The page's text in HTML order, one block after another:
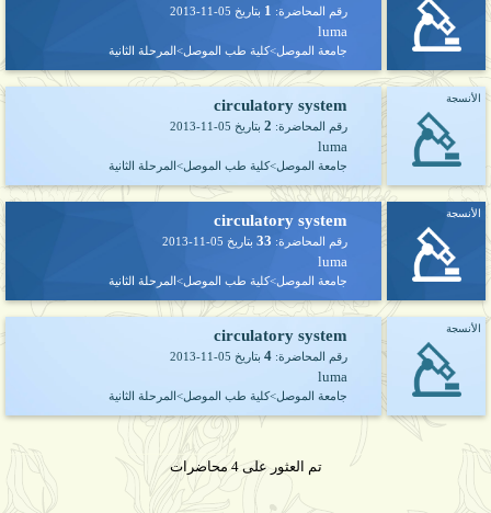
رقم المحاضرة: 1 بتاريخ 2013-11-05
luma
جامعة الموصل>كلية طب الموصل>المرحلة الثانية
الأنسجة circulatory system
رقم المحاضرة: 2بتاريخ 2013-11-05
luma
جامعة الموصل>كلية طب الموصل>المرحلة الثانية
الأنسجة circulatory system
رقم المحاضرة: 33بتاريخ 2013-11-05
luma
جامعة الموصل>كلية طب الموصل>المرحلة الثانية
الأنسجة circulatory system
رقم المحاضرة: 4بتاريخ 2013-11-05
luma
جامعة الموصل>كلية طب الموصل>المرحلة الثانية
تم العثور على 4 محاضرات